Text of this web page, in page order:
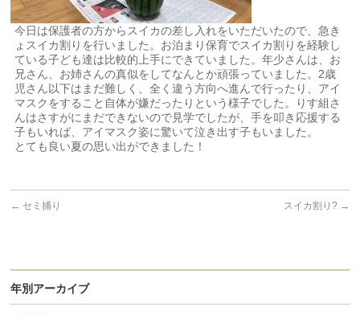
今日は保護者の方からスイカの差し入れをいただいたので、急き
ょスイカ割りを行いました。お泊まり保育でスイカ割りを経験し
ている子ども達は比較的上手にできていました。年少さんは、お
兄さん、お姉さんの真似をしてなんとか頑張っていました。2歳
児さん以下はまだ難しく、全く違う方向へ進んで行ったり、アイ
マスクをすること自体が嫌だったりという様子でした。りす組さ
んはさすがにまだできないので見学でしたが、手を叩き応援する
子もいれば、アイマスク姿に驚いて泣き出す子もいました。
とても良い夏の思い出ができました！
← セミ捕り スイカ割り? →
年別アーカイブ